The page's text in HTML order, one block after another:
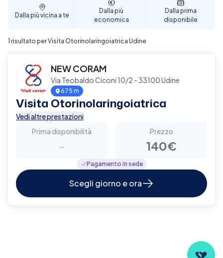
Dalla più vicina a te
Dalla più
economica
Dalla prima
disponibile
1 risultato per Visita Otorinolaringoiatrica Udine
NEW CORAM
Via Teobaldo Ciconi 10/2 - 33100 Udine
675 m
Visita Otorinolaringoiatrica
Vedi altre prestazioni
Prima disponibilità
-
Prezzo
140€
Pagamento in sede
Scegli giorno e ora